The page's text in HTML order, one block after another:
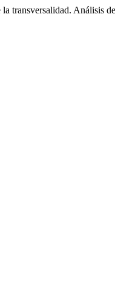
transversalidad. Análisis